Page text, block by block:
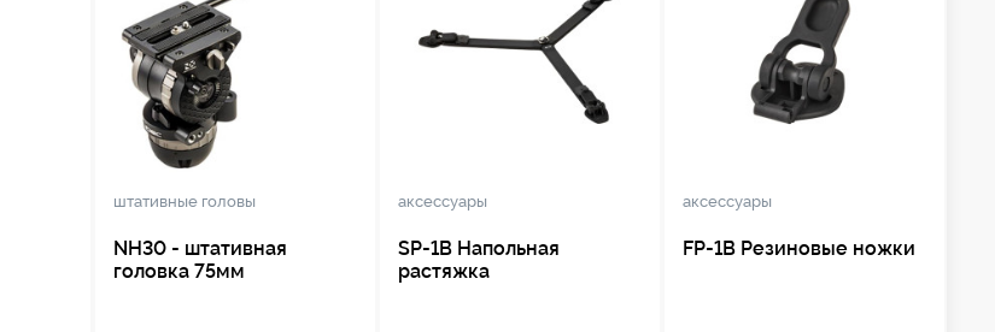
штативные головы
NH30 - штативная
головка 75мм
аксессуары
SP-1B Напольная
растяжка
аксессуары
FP-1B Резиновые ножки